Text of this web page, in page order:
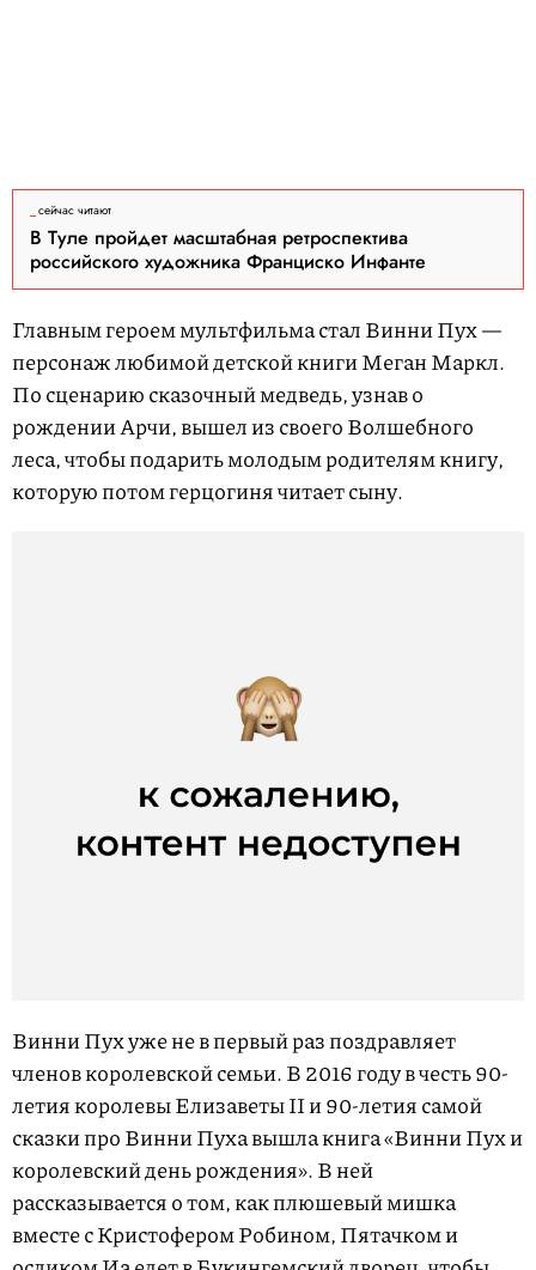
сейчас читают
В Туле пройдет масштабная ретроспектива
российского художника Франциско Инфанте
Главным героем мультфильма стал Винни Пух —
персонаж любимой детской книги Меган Маркл.
По сценарию сказочный медведь, узнав о
рождении Арчи, вышел из своего Волшебного
леса, чтобы подарить молодым родителям книгу,
которую потом герцогиня читает сыну.
Винни Пух уже не в первый раз поздравляет
членов королевской семьи. В 2016 году в честь 90-
летия королевы Елизаветы II и 90-летия самой
сказки про Винни Пуха вышла книга «Винни Пух и
королевский день рождения». В ней
рассказывается о том, как плюшевый мишка
вместе с Кристофером Робином, Пятачком и